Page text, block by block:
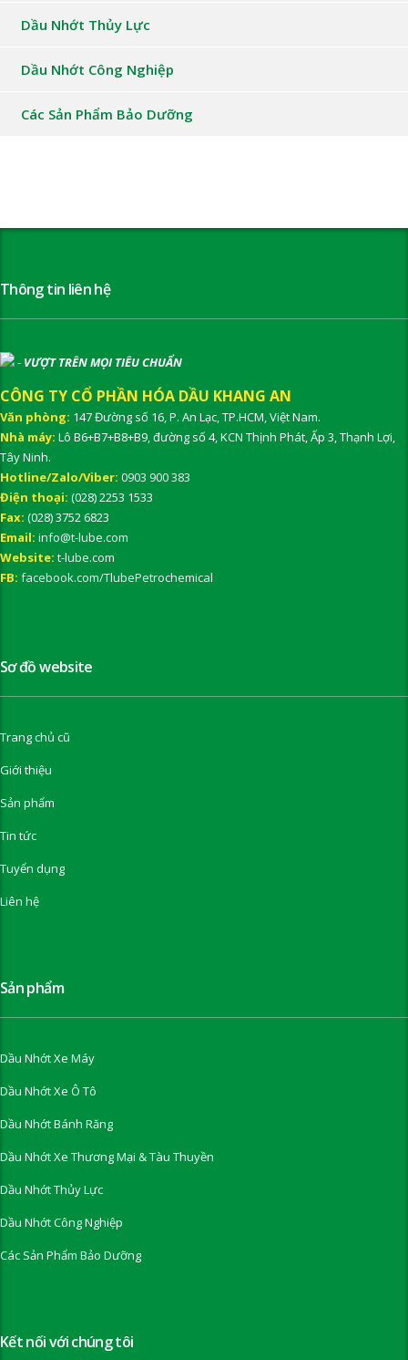
Dầu Nhớt Thủy Lực
Dầu Nhớt Công Nghiệp
Các Sản Phẩm Bảo Dưỡng
Thông tin liên hệ
- VƯỢT TRÊN MỌI TIÊU CHUẨN
CÔNG TY CỔ PHẦN HÓA DẦU KHANG AN
Văn phòng: 147 Đường số 16, P. An Lạc, TP.HCM, Việt Nam.
Nhà máy: Lô B6+B7+B8+B9, đường số 4, KCN Thịnh Phát, Ấp 3, Thạnh Lợi,
Tây Ninh.
Hotline/Zalo/Viber: 0903 900 383
Điện thoại: (028) 2253 1533
Fax: (028) 3752 6823
Email: info@t-lube.com
Website: t-lube.com
FB: facebook.com/TlubePetrochemical
Sơ đồ website
Trang chủ cũ
Giới thiệu
Sản phẩm
Tin tức
Tuyển dụng
Liên hệ
Sản phẩm
Dầu Nhớt Xe Máy
Dầu Nhớt Xe Ô Tô
Dầu Nhớt Bánh Răng
Dầu Nhớt Xe Thương Mại & Tàu Thuyền
Dầu Nhớt Thủy Lực
Dầu Nhớt Công Nghiệp
Các Sản Phẩm Bảo Dưỡng
Kết nối với chúng tôi